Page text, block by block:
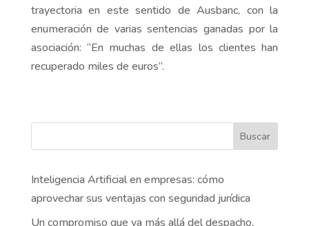
trayectoria en este sentido de Ausbanc, con la
enumeración de varias sentencias ganadas por la
asociación: “En muchas de ellas los clientes han
recuperado miles de euros”.
Buscar
Inteligencia Artificial en empresas: cómo
aprovechar sus ventajas con seguridad jurídica
Un compromiso que va más allá del despacho.